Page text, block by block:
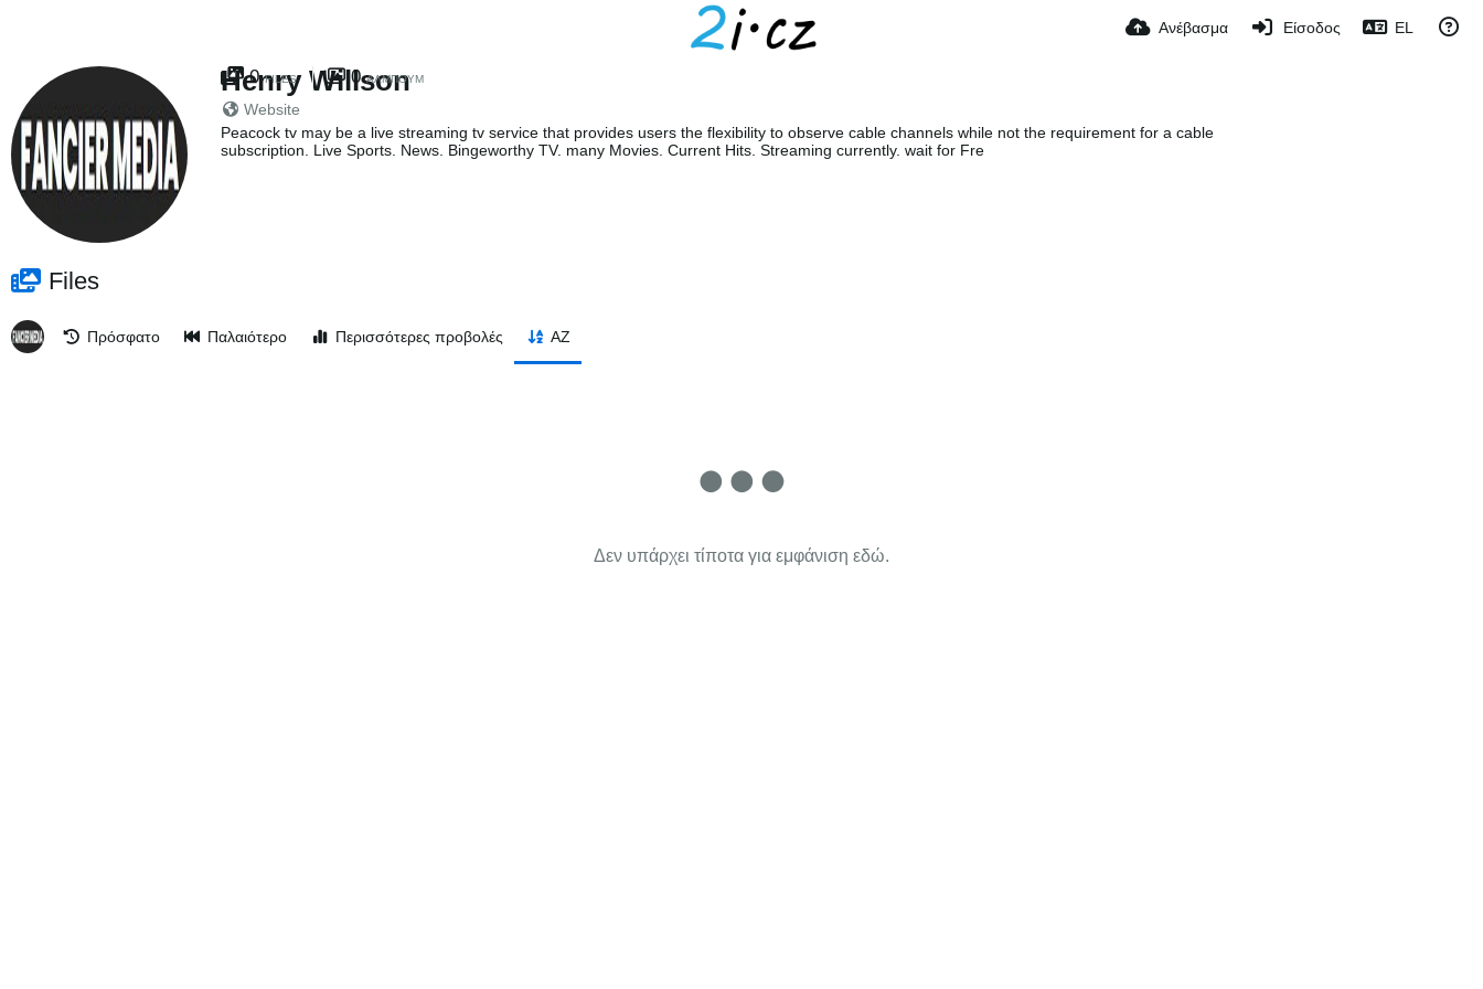
Ανέβασμα Είσοδος EL
Henry Willson
Website
Peacock tv may be a live streaming tv service that provides users the flexibility to observe cable channels while not the requirement for a cable
subscription. Live Sports. News. Bingeworthy TV. many Movies. Current Hits. Streaming currently. wait for Fre
0 FILES 0 ΆΛΜΠΟΥΜ
Files
Πρόσφατο Παλαιότερο Περισσότερες προβολές AZ
Δεν υπάρχει τίποτα για εμφάνιση εδώ.